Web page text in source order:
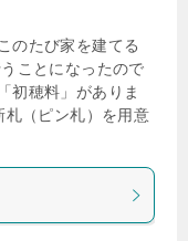
のたび家を建てる
ことになったので
初穂料」がありま
（ピン札）を用意